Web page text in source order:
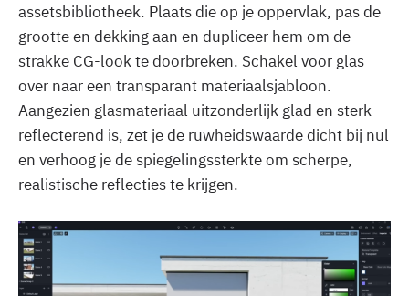
assetsbibliotheek. Plaats die op je oppervlak, pas de
grootte en dekking aan en dupliceer hem om de
strakke CG-look te doorbreken. Schakel voor glas
over naar een transparant materiaalsjabloon.
Aangezien glasmateriaal uitzonderlijk glad en sterk
reflecterend is, zet je de ruwheidswaarde dicht bij nul
en verhoog je de spiegelingssterkte om scherpe,
realistische reflecties te krijgen.